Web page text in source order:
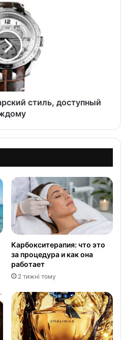
стиль, доступный
Карбокситерапия: что это
за процедура и как она
работает
2 тижні тому